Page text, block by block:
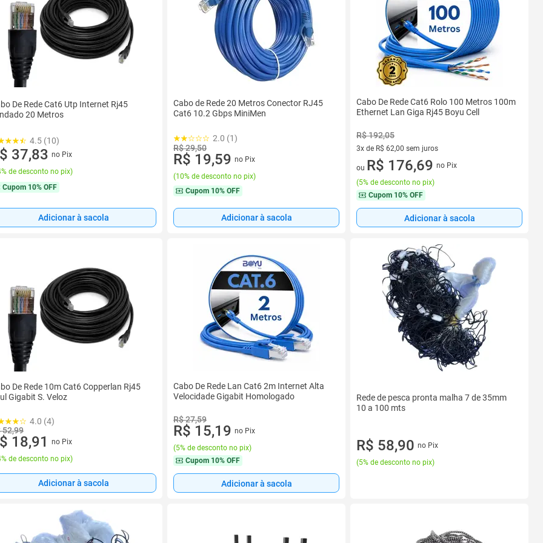
De Rede Cat6 Utp Internet Rj45
20 Metros
4.5 (10)
37,83 no Pix
de desconto no pix)
Cupom 10% OFF
Adicionar à sacola
Cabo de Rede 20 Metros Conector RJ45
Cat6 10.2 Gbps MiniMen
2.0 (1)
R$ 29,50
R$ 19,59 no Pix
(10% de desconto no pix)
Cupom 10% OFF
Adicionar à sacola
Cabo De Rede Cat6 Rolo 100 Metros 100m
Ethernet Lan Giga Rj45 Boyu Cell
R$ 192,05
3x de R$ 62,00 sem juros
3 vez de R$ 62,00 sem juros
ou R$ 176,69 no Pix
(5% de desconto no pix)
Cupom 10% OFF
Adicionar à sacola
De Rede 10m Cat6 Copperlan Rj45
Gigabit S. Veloz
4.0 (4)
52,99
18,91
no Pix
de desconto no pix)
Adicionar à sacola
Cabo De Rede Lan Cat6 2m Internet Alta
Velocidade Gigabit Homologado
R$ 27,59
R$ 15,19 no Pix
(5% de desconto no pix)
Cupom 10% OFF
Adicionar à sacola
Rede de pesca pronta malha 7 de 35mm
10 a 100 mts
R$ 58,90 no Pix
(5% de desconto no pix)